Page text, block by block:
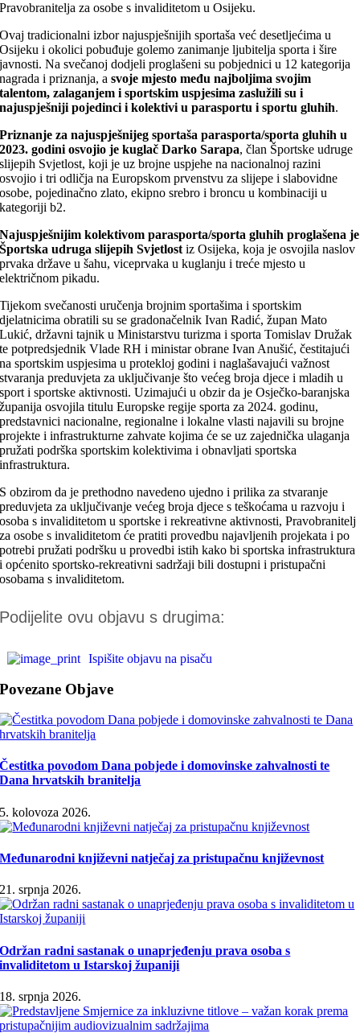
Pravobranitelja za osobe s invaliditetom u Osijeku.
Ovaj tradicionalni izbor najuspješnijih sportaša već desetljećima u
Osijeku i okolici pobuđuje golemo zanimanje ljubitelja sporta i šire
javnosti. Na svečanoj dodjeli proglašeni su pobjednici u 12 kategorija
nagrada i priznanja, asvoje mjesto među najboljima svojim
talentom, zalaganjem i sportskim uspjesima zaslužili su i
najuspješniji pojedinci i kolektivi u parasportu i sportu gluhih.
Priznanje za najuspješnijeg sportaša parasporta/sporta gluhih u
2023. godini osvojio je kuglač Darko Sarapa, član Športske udruge
slijepih Svjetlost, koji je uz brojne uspjehe na nacionalnoj razini
osvojio i tri odličja na Europskom prvenstvu za slijepe i slabovidne
osobe, pojedinačno zlato, ekipno srebro i broncu u kombinaciji u
kategoriji b2.
Najuspješnijim kolektivom parasporta/sporta gluhih proglašena je
Športska udruga slijepih Svjetlost iz Osijeka, koja je osvojila naslov
prvaka države u šahu, viceprvaka u kuglanju i treće mjesto u
električnom pikadu.
Tijekom svečanosti uručenja brojnim sportašima i sportskim
djelatnicima obratili su se gradonačelnik Ivan Radić, župan Mato
Lukić, državni tajnik u Ministarstvu turizma i sporta Tomislav Družak
te potpredsjednik Vlade RH i ministar obrane Ivan Anušić, čestitajući
na sportskim uspjesima u protekloj godini i naglašavajući važnost
stvaranja preduvjeta za uključivanje što većeg broja djece i mladih u
sport i sportske aktivnosti. Uzimajući u obzir da je Osječko-baranjska
županija osvojila titulu Europske regije sporta za 2024. godinu,
predstavnici nacionalne, regionalne i lokalne vlasti najavili su brojne
projekte i infrastrukturne zahvate kojima će se uz zajednička ulaganja
pružati podrška sportskim kolektivima i obnavljati sportska
infrastruktura.
S obzirom da je prethodno navedeno ujedno i prilika za stvaranje
preduvjeta za uključivanje većeg broja djece s teškoćama u razvoju i
osoba s invaliditetom u sportske i rekreativne aktivnosti, Pravobranitelj
za osobe s invaliditetom će pratiti provedbu najavljenih projekata i po
potrebi pružati podršku u provedbi istih kako bi sportska infrastruktura
i općenito sportsko-rekreativni sadržaji bili dostupni i pristupačni
osobama s invaliditetom.
Podijelite ovu objavu s drugima:
Ispišite objavu na pisaču
Povezane Objave
Čestitka povodom Dana pobjede i domovinske zahvalnosti te
Dana hrvatskih branitelja
5. kolovoza 2026.
Međunarodni književni natječaj za pristupačnu književnost
21. srpnja 2026.
Održan radni sastanak o unaprjeđenju prava osoba s
invaliditetom u Istarskoj županiji
18. srpnja 2026.